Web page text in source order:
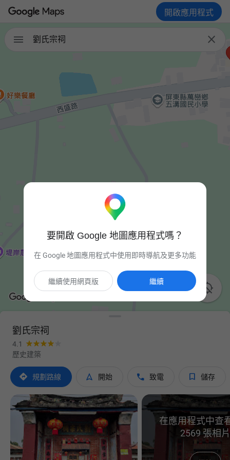
開啟應用程式
 
劉氏宗祠

劉氏宗祠
4.1
歷史建築
 規劃路線  開始  致電  儲存
在應用程式中查
2569 張相片
要開啟 Google 地圖應用程式嗎？
在 Google 地圖應用程式中使用即時導航及更多功能
繼續
繼續使用網頁版